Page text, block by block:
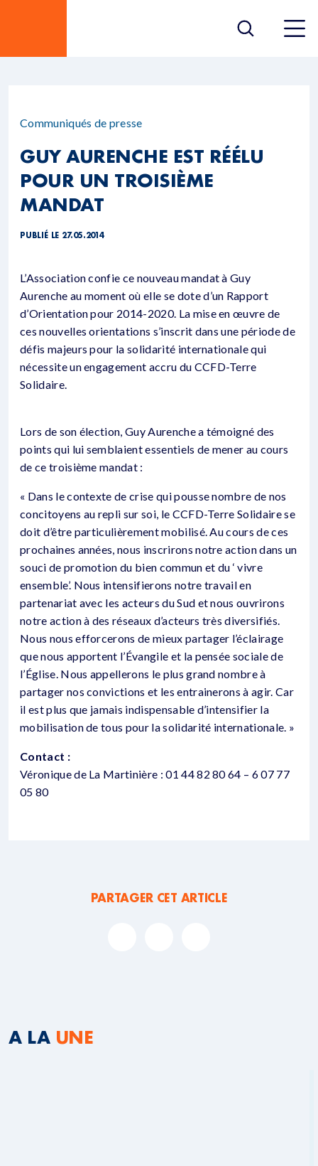
Communiqués de presse
GUY AURENCHE EST RÉÉLU
POUR UN TROISIÈME
MANDAT
PUBLIÉ LE 27.05.2014
L’Association confie ce nouveau mandat à Guy
Aurenche au moment où elle se dote d’un Rapport
d’Orientation pour 2014-2020. La mise en œuvre de
ces nouvelles orientations s’inscrit dans une période de
défis majeurs pour la solidarité internationale qui
nécessite un engagement accru du CCFD-Terre
Solidaire.
Lors de son élection, Guy Aurenche a témoigné des
points qui lui semblaient essentiels de mener au cours
de ce troisième mandat :
« Dans le contexte de crise qui pousse nombre de nos
concitoyens au repli sur soi, le CCFD-Terre Solidaire se
doit d’être particulièrement mobilisé. Au cours de ces
prochaines années, nous inscrirons notre action dans un
souci de promotion du bien commun et du ‘ vivre
ensemble’. Nous intensifierons notre travail en
partenariat avec les acteurs du Sud et nous ouvrirons
notre action à des réseaux d’acteurs très diversifiés.
Nous nous efforcerons de mieux partager l’éclairage
que nous apportent l’Évangile et la pensée sociale de
l’Église. Nous appellerons le plus grand nombre à
partager nos convictions et les entrainerons à agir. Car
il est plus que jamais indispensable d’intensifier la
mobilisation de tous pour la solidarité internationale. »
Contact :
Véronique de La Martinière : 01 44 82 80 64 – 6 07 77
05 80
PARTAGER CET ARTICLE
A LA UNE